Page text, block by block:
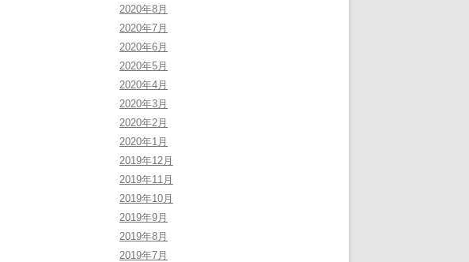
2020年8月
2020年7月
2020年6月
2020年5月
2020年4月
2020年3月
2020年2月
2020年1月
2019年12月
2019年11月
2019年10月
2019年9月
2019年8月
2019年7月